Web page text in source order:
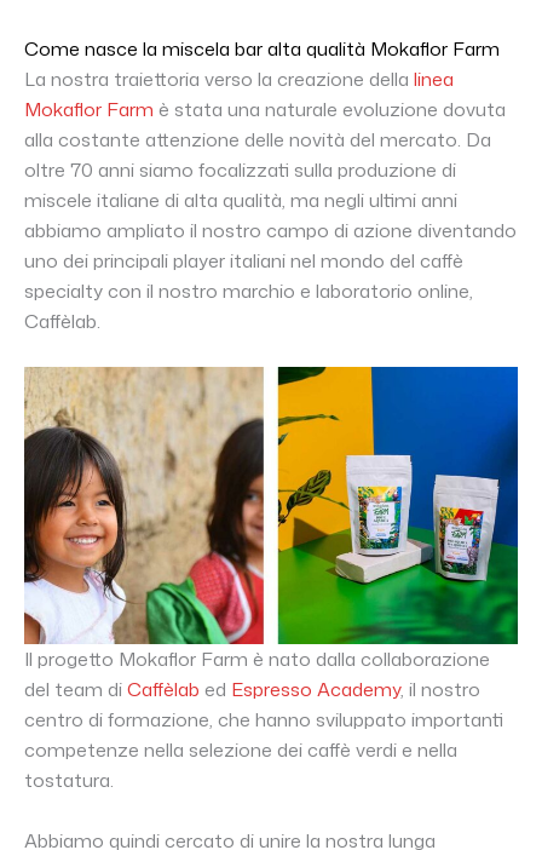
Come nasce la miscela bar alta qualità Mokaflor Farm
La nostra traiettoria verso la creazione della linea
Mokaflor Farm è stata una naturale evoluzione dovuta
alla costante attenzione delle novità del mercato. Da
oltre 70 anni siamo focalizzati sulla produzione di
miscele italiane di alta qualità, ma negli ultimi anni
abbiamo ampliato il nostro campo di azione diventando
uno dei principali player italiani nel mondo del caffè
specialty con il nostro marchio e laboratorio online,
Caffèlab.
Il progetto Mokaflor Farm è nato dalla collaborazione
del team diCaffèlab ed Espresso Academy, il nostro
centro di formazione, che hanno sviluppato importanti
competenze nella selezione dei caffè verdi e nella
tostatura.
Abbiamo quindi cercato di unire la nostra lunga